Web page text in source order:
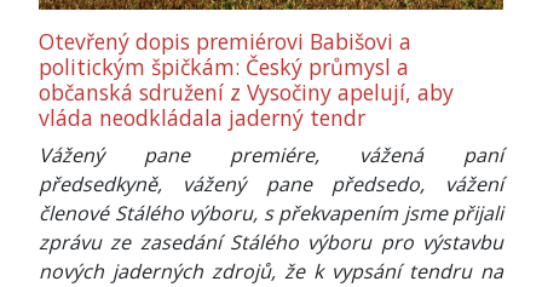
Otevřený dopis premiérovi Babišovi a
politickým špičkám: Český průmysl a
občanská sdružení z Vysočiny apelují, aby
vláda neodkládala jaderný tendr
Vážený pane premiére, vážená paní
předsedkyně, vážený pane předsedo, vážení
členové Stálého výboru, s překvapením jsme přijali
zprávu ze zasedání Stálého výboru pro výstavbu
nových jaderných zdrojů, že k vypsání tendru na